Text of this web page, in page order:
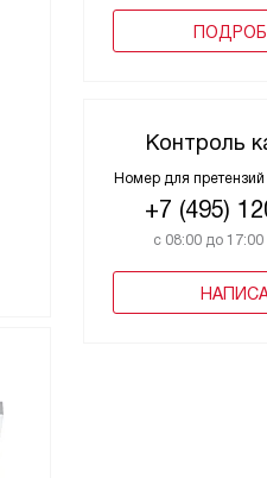
Контроль
Номер для
+7 (495)
с 08:00 до